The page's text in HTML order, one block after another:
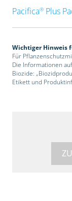
Pacifica®Plus
Wichtiger Hinweis
Für
Die Informationen
Biozide:
Etikett und